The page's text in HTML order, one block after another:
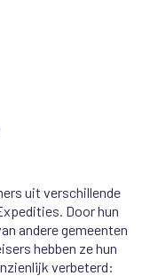
uit verschillende
Door hun
andere gemeenten
hebben ze hun
verbeterd: